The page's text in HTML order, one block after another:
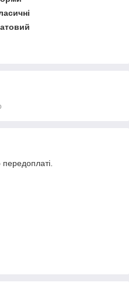
передоплаті.